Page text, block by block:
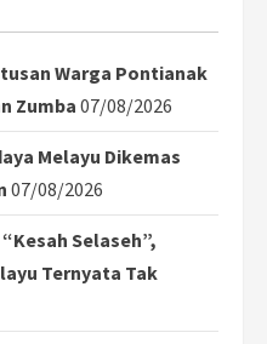
Warga Pontianak
Zumba 07/08/2026
Melayu Dikemas
07/08/2026
Selaseh”,
Ternyata Tak